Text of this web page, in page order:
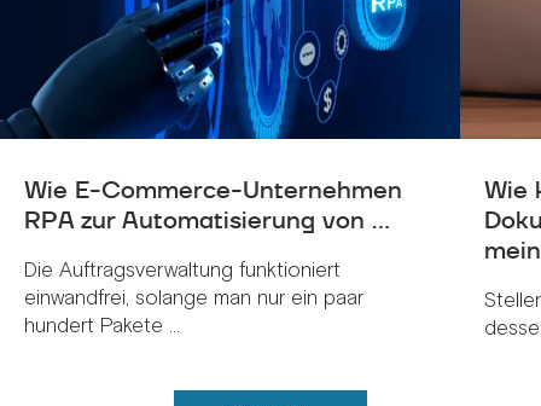
Wie E-Commerce-Unternehmen
RPA zur Automatisierung von ...
Die Auftragsverwaltung funktioniert
einwandfrei, solange man nur ein paar
hundert Pakete ...
Wie